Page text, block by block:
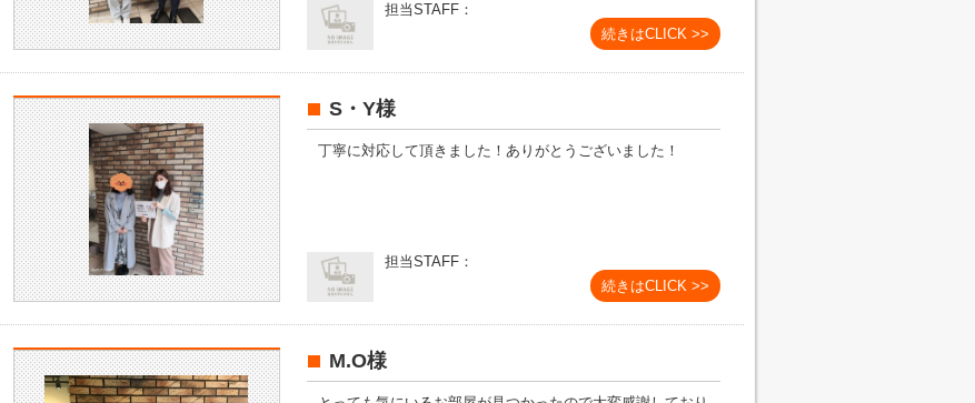
担当STAFF：
続きはCLICK >>
S・Y様
丁寧に対応して頂きました！ありがとうございました！
担当STAFF：
続きはCLICK >>
M.O様